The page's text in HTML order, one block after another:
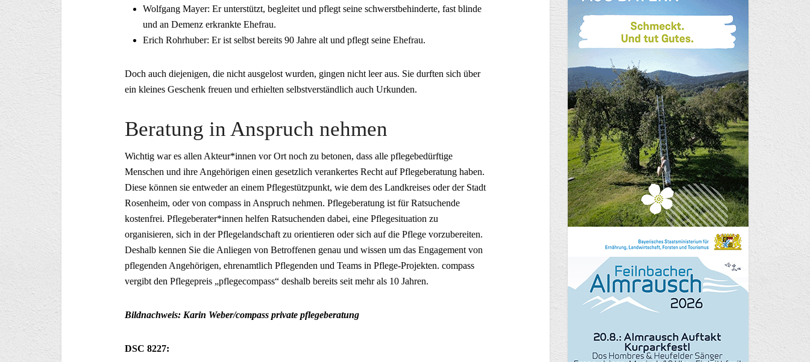
Wolfgang Mayer: Er unterstützt, begleitet und pflegt seine schwerstbehinderte, fast blinde
und an Demenz erkrankte Ehefrau.
Erich Rohrhuber: Er ist selbst bereits 90 Jahre alt und pflegt seine Ehefrau.
Doch auch diejenigen, die nicht ausgelost wurden, gingen nicht leer aus. Sie durften sich über
ein kleines Geschenk freuen und erhielten selbstverständlich auch Urkunden.
Beratung in Anspruch nehmen
Wichtig war es allen Akteur*innen vor Ort noch zu betonen, dass alle pflegebedürftige
Menschen und ihre Angehörigen einen gesetzlich verankertes Recht auf Pflegeberatung haben.
Diese können sie entweder an einem Pflegestützpunkt, wie dem des Landkreises oder der Stadt
Rosenheim, oder von compass in Anspruch nehmen. Pflegeberatung ist für Ratsuchende
kostenfrei. Pflegeberater*innen helfen Ratsuchenden dabei, eine Pflegesituation zu
organisieren, sich in der Pflegelandschaft zu orientieren oder sich auf die Pflege vorzubereiten.
Deshalb kennen Sie die Anliegen von Betroffenen genau und wissen um das Engagement von
pflegenden Angehörigen, ehrenamtlich Pflegenden und Teams in Pflege-Projekten. compass
vergibt den Pflegepreis „pflegecompass“ deshalb bereits seit mehr als 10 Jahren.
Bildnachweis: Karin Weber/compass private pflegeberatung
DSC 8227: